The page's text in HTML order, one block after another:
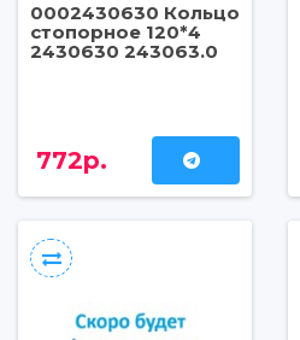
0002430630 Кольцо
стопорное 120*4
2430630 243063.0
772р.